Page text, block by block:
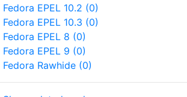
Fedora EPEL 10.2 (0)
Fedora EPEL 10.3 (0)
Fedora EPEL 8 (0)
Fedora EPEL 9 (0)
Fedora Rawhide (0)